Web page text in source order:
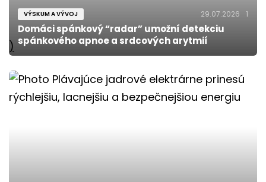
)
VÝSKUM A VÝVOJ 29.07.2026 1
Domáci spánkový “radar” umožní detekciu
spánkového apnoe a srdcových arytmií